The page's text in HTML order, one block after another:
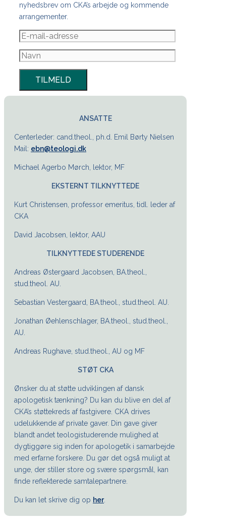
nyhedsbrev om CKA’s arbejde og kommende
arrangementer.
ANSATTE
Centerleder: cand.theol., ph.d. Emil Børty Nielsen
Mail: ebn@teologi.dk
Michael Agerbo Mørch, lektor, MF
EKSTERNT TILKNYTTEDE
Kurt Christensen, professor emeritus, tidl. leder af
CKA
David Jacobsen, lektor, AAU
TILKNYTTEDE STUDERENDE
Andreas Østergaard Jacobsen, BA.theol.,
stud.theol. AU.
Sebastian Vestergaard, BA.theol., stud.theol. AU.
Jonathan Øehlenschlager, BA.theol., stud.theol.,
AU.
Andreas Rughave, stud.theol., AU og MF
STØT CKA
Ønsker du at støtte udviklingen af dansk
apologetisk tænkning? Du kan du blive en del af
CKA’s støttekreds af fastgivere. CKA drives
udelukkende af private gaver. Din gave giver
blandt andet teologistuderende mulighed at
dygtiggøre sig inden for apologetik i samarbejde
med erfarne forskere. Du gør det også muligt at
unge, der stiller store og svære spørgsmål, kan
finde reflekterede samtalepartnere.
Du kan let skrive dig op her.